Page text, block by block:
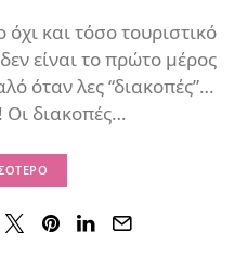
και τόσο τουριστικό
είναι το πρώτο μέρος
όταν λες “διακοπές”…
Οι διακοπές…